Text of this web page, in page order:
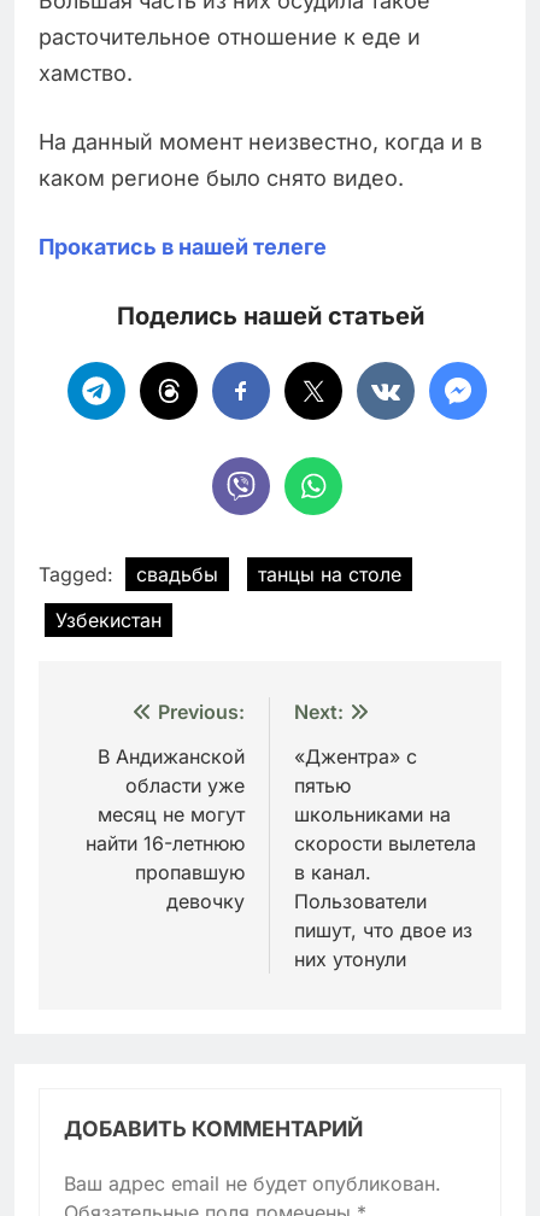
расточительное отношение к еде и
хамство.
На данный момент неизвестно, когда и в
каком регионе было снято видео.
Прокатись в нашей телеге
Поделись нашей статьей
Tagged: свадьбы
танцы на столе
Узбекистан
Навигация
записям
Previous:
В Андижанской
области уже
месяц не могут
найти 16-летнюю
пропавшую
девочку
Next:
«Джентра» с
пятью
школьниками на
скорости вылетела
в канал.
Пользователи
пишут, что двое из
них утонули
ДОБАВИТЬ КОММЕНТАРИЙ
Ваш адрес email не будет опубликован.